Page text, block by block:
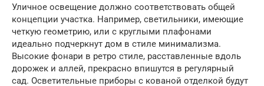
Уличное освещение должно соответствовать общей
концепции участка. Например, светильники, имеющие
четкую геометрию, или с круглыми плафонами
идеально подчеркнут дом в стиле минимализма.
Высокие фонари в ретро стиле, расставленные вдоль
дорожек и аллей, прекрасно впишутся в регулярный
сад. Осветительные приборы с кованой отделкой будут